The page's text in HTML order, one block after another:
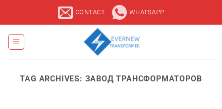
CONTACT WHATSAPP
TAG ARCHIVES: ЗАВОД ТРАНСФОРМАТОРОВ